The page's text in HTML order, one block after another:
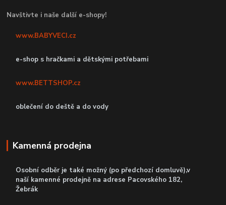
Navštivte i naše další e-shopy!
www.BABYVECI.cz
e-shop s hračkami a dětskými potřebami
www.BETTSHOP.cz
oblečení do deště a do vody
Kamenná prodejna
Osobní odběr je také možný (po předchozí domluvě),v
naší kamenné prodejně na adrese Pacovského 182,
Žebrák